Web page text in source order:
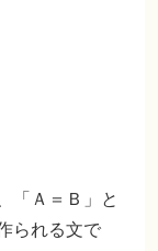
「Ａ＝Ｂ」と
られる文で